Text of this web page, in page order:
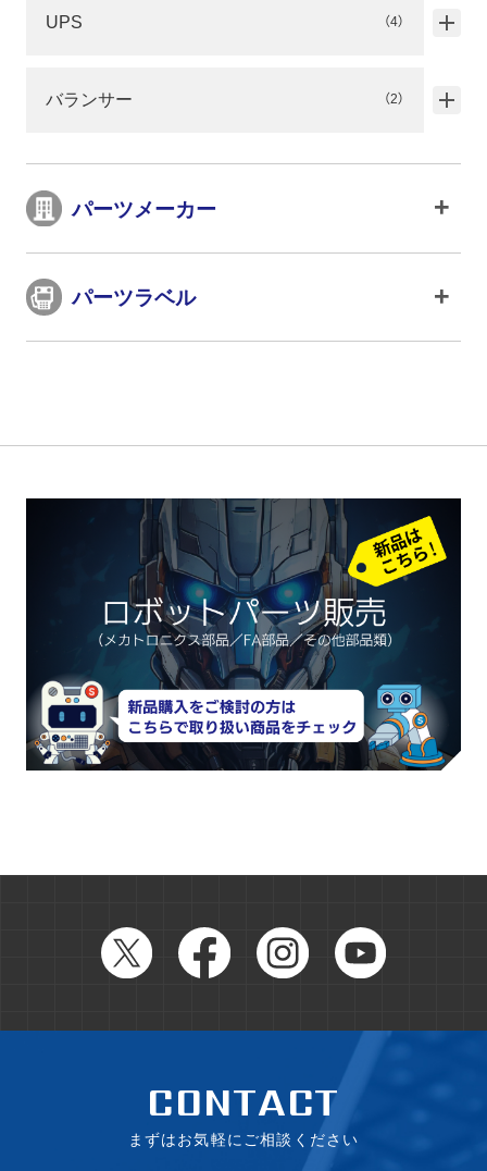
UPS （4）
バランサー （2）
パーツメーカー
パーツラベル
CONTACT
まずはお気軽にご相談ください